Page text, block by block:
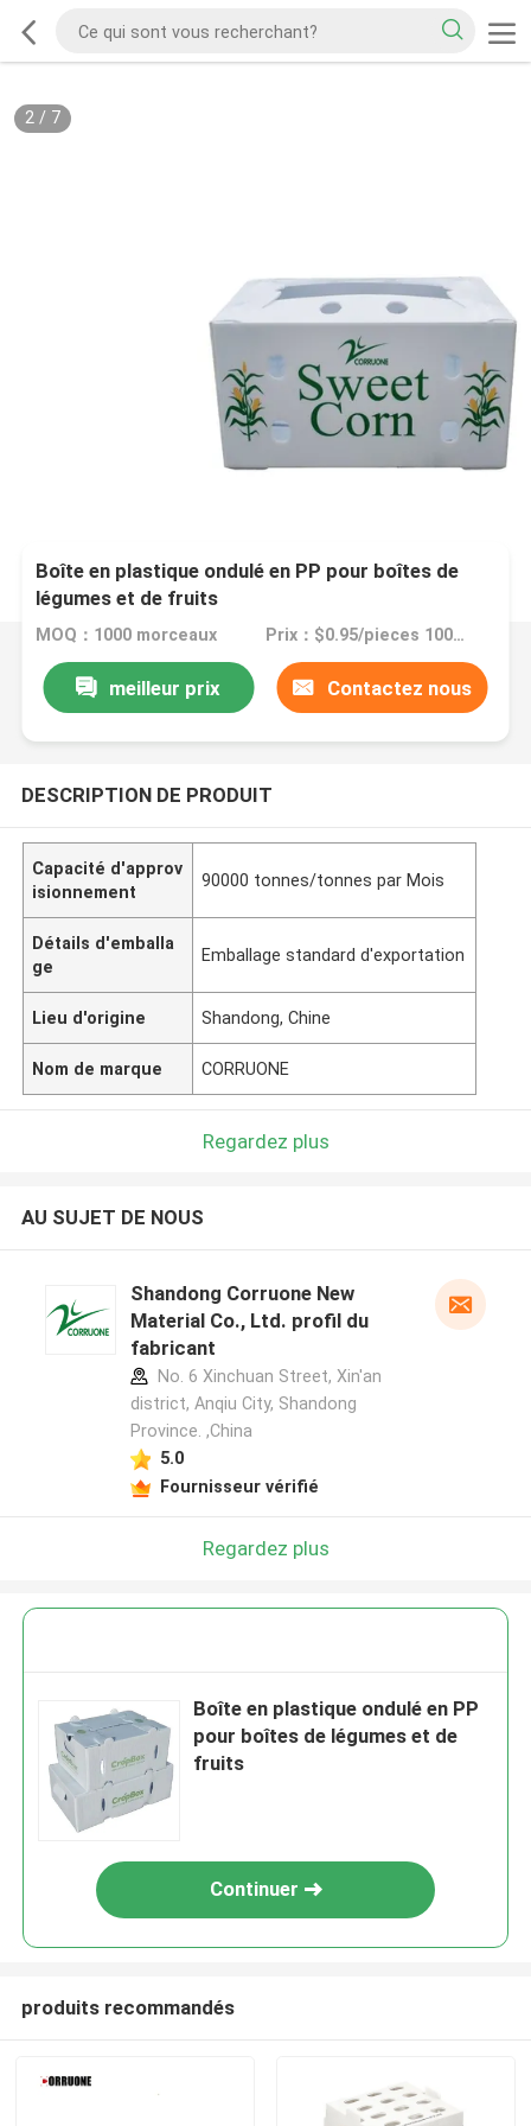
2/ 7
Boîte en plastique ondulé en PP pour boîtes de
légumes et de fruits
MOQ：1000 morceaux Prix：$0.95/pieces 1000-2999 pieces
meilleur prix Contactez nous
DESCRIPTION DE PRODUIT
Capacité d'approv
isionnement
90000 tonnes/tonnes par Mois
Détails d'emballa
ge
Emballage standard d'exportation
Lieu d'origine Shandong, Chine
Nom de marque CORRUONE
Regardez plus
AU SUJET DE NOUS
Shandong Corruone New
Material Co., Ltd. profil du
fabricant
No. 6 Xinchuan Street, Xin'an
district, Anqiu City, Shandong
Province. ,China
5.0
Fournisseur vérifié
Regardez plus
Boîte en plastique ondulé en PP
pour boîtes de légumes et de
fruits
Continuer
produits recommandés